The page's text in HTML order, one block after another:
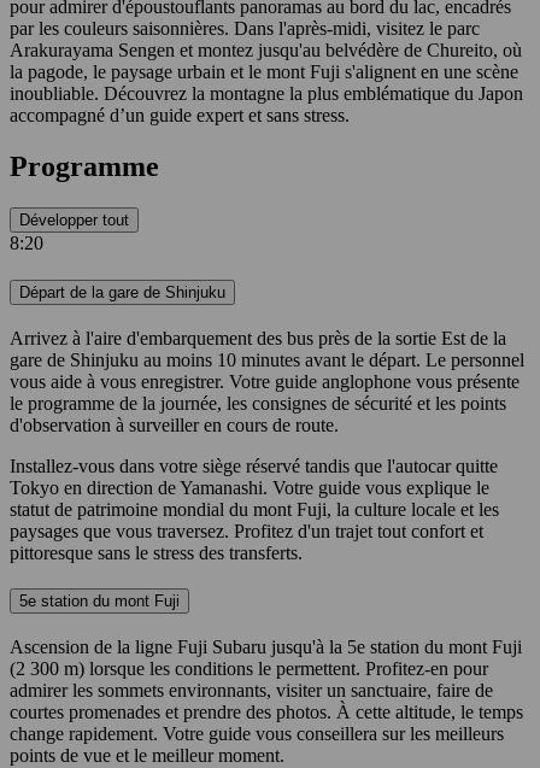
pour admirer d'époustouflants panoramas au bord du lac, encadrés
par les couleurs saisonnières. Dans l'après-midi, visitez le parc
Arakurayama Sengen et montez jusqu'au belvédère de Chureito, où
la pagode, le paysage urbain et le mont Fuji s'alignent en une scène
inoubliable. Découvrez la montagne la plus emblématique du Japon
accompagné d’un guide expert et sans stress.
Programme
Développer tout
8:20
Départ de la gare de Shinjuku
Arrivez à l'aire d'embarquement des bus près de la sortie Est de la
gare de Shinjuku au moins 10 minutes avant le départ. Le personnel
vous aide à vous enregistrer. Votre guide anglophone vous présente
le programme de la journée, les consignes de sécurité et les points
d'observation à surveiller en cours de route.
Installez-vous dans votre siège réservé tandis que l'autocar quitte
Tokyo en direction de Yamanashi. Votre guide vous explique le
statut de patrimoine mondial du mont Fuji, la culture locale et les
paysages que vous traversez. Profitez d'un trajet tout confort et
pittoresque sans le stress des transferts.
5e station du mont Fuji
Ascension de la ligne Fuji Subaru jusqu'à la 5e station du mont Fuji
(2 300 m) lorsque les conditions le permettent. Profitez-en pour
admirer les sommets environnants, visiter un sanctuaire, faire de
courtes promenades et prendre des photos. À cette altitude, le temps
change rapidement. Votre guide vous conseillera sur les meilleurs
points de vue et le meilleur moment.